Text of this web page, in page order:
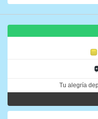
Tu alegría